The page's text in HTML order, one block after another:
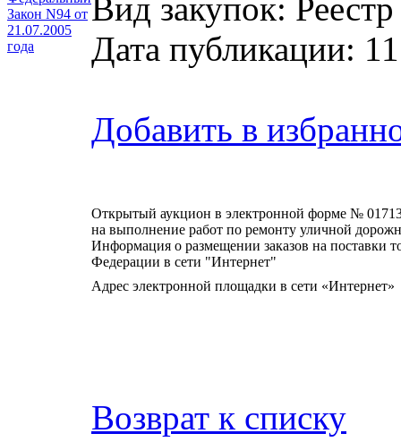
Закон N94 от
21.07.2005
года
Вид закупок:
Дата публикации:
Добавить в
Открытый аукцион в электронной форме №
на выполнение работ по ремонту уличной
Информация о размещении заказов на поставки
Федерации в сети "Интернет"
Адрес электронной площадки в сети «Интернет»
Возврат к списку